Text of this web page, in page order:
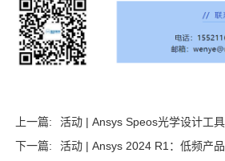
上一篇:
活动 | Ansys Speos光学设计工
下一篇:
活动 | Ansys 2024 R1：低频产